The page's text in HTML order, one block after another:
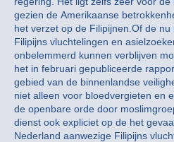
gezien de Amerikaanse
het verzet op de Filipijnen.Of de
Filipijns vluchtelingen en
onbelemmerd kunnen verblijven
het in februari gepubliceerde
gebied van de binnenlandse
niet alleen voor bloedvergieten en
de openbare orde door
dienst ook expliciet op de het
Nederland aanwezige Filipijns